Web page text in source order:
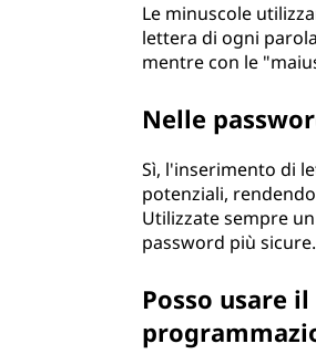
Le minuscole
lettera di ogni
mentre con le
Nelle
Sì, l'inserimento di
potenziali,
Utilizzate sempre
password più sicure.
Posso usare